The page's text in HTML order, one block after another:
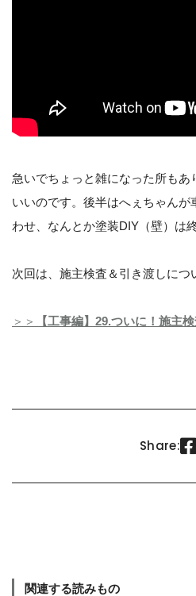
急いでちょっと雑になった所もあ
いいのです。後半はへぇちゃんが
わせ、なんとか塗装DIY（壁）は
次回は、施主検査＆引き渡しにつ
＞＞ 【工事編】29.ついに！施主
Share: 
関連する読みもの